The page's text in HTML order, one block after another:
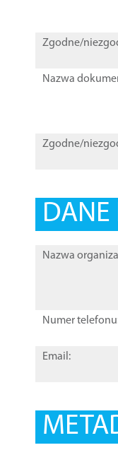
Zgodne/
Nazwa
Zgodne/
DANE
Nazwa
Numer
Email: